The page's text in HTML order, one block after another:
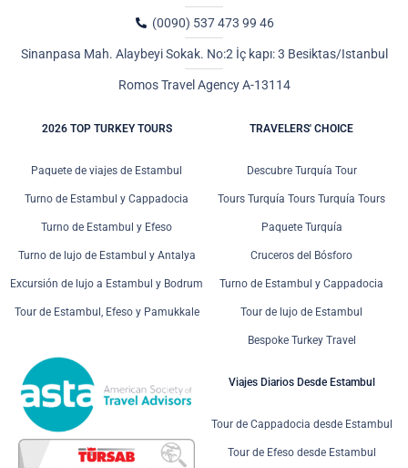
(0090) 537 473 99 46
Sinanpasa Mah. Alaybeyi Sokak. No:2 İç kapı: 3 Besiktas/Istanbul
Romos Travel Agency A-13114
2026 TOP TURKEY TOURS
Paquete de viajes de Estambul
Turno de Estambul y Cappadocia
Turno de Estambul y Efeso
Turno de lujo de Estambul y Antalya
Excursión de lujo a Estambul y Bodrum
Tour de Estambul, Efeso y Pamukkale
TRAVELERS' CHOICE
Descubre Turquía Tour
Tours Turquía Tours Turquía Tours
Paquete Turquía
Cruceros del Bósforo
Turno de Estambul y Cappadocia
Tour de lujo de Estambul
Bespoke Turkey Travel
Viajes Diarios Desde Estambul
Tour de Cappadocia desde Estambul
Tour de Efeso desde Estambul